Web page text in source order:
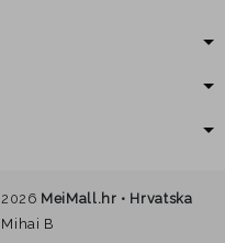
2026 MeiMall.hr • Hrvatska
Mihai B